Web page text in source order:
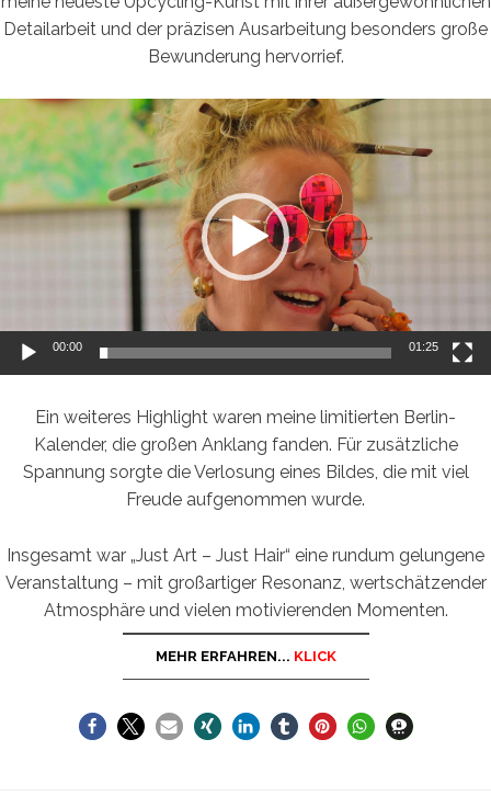
Detailarbeit und der präzisen Ausarbeitung besonders große
Bewunderung hervorrief.
Video-
Player
00:00 01:25
Ein weiteres Highlight waren meine limitierten Berlin-
Kalender, die großen Anklang fanden. Für zusätzliche
Spannung sorgte die Verlosung eines Bildes, die mit viel
Freude aufgenommen wurde.
Insgesamt war „Just Art – Just Hair“ eine rundum gelungene
Veranstaltung – mit großartiger Resonanz, wertschätzender
Atmosphäre und vielen motivierenden Momenten.
MEHR ERFAHREN... KLICK